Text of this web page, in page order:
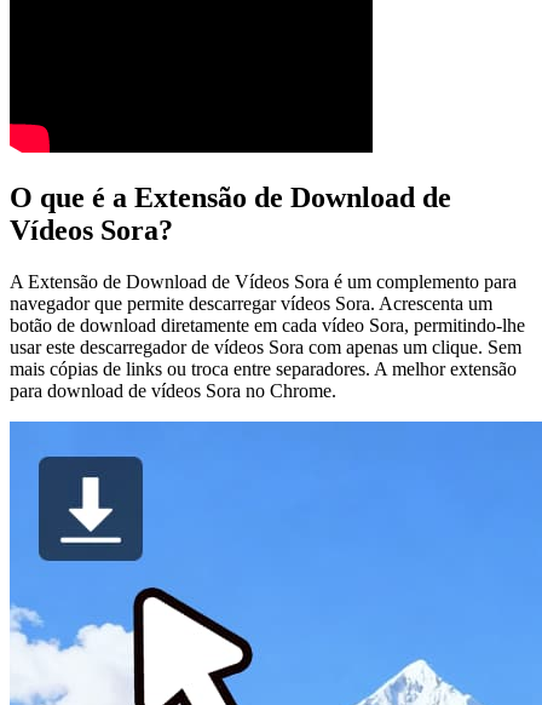
O que é a Extensão de Download de
Vídeos Sora?
A Extensão de Download de Vídeos Sora é um complemento para
navegador que permite descarregar vídeos Sora. Acrescenta um
botão de download diretamente em cada vídeo Sora, permitindo-lhe
usar este descarregador de vídeos Sora com apenas um clique. Sem
mais cópias de links ou troca entre separadores. A melhor extensão
para download de vídeos Sora no Chrome.